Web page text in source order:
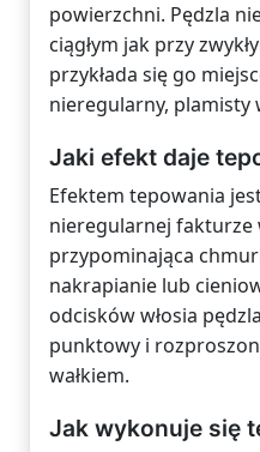
powierzchni. Pędzla
ciągłym jak przy
przykłada się go
nieregularny, plamisty
Jaki efekt daje
Efektem tepowania
nieregularnej fakturze
przypominająca
nakrapianie lub
odcisków włosia
punktowy i
wałkiem.
Jak wykonuje się